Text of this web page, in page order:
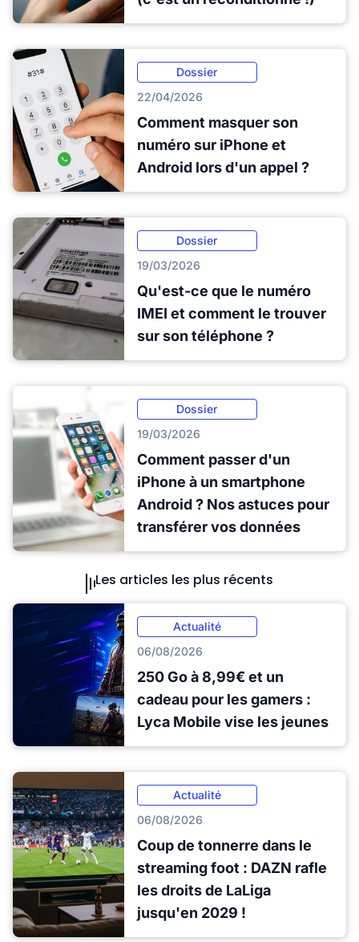
Dossier
22/04/2026
Comment masquer son
numéro sur iPhone et
Android lors d'un appel ?
Dossier
19/03/2026
Qu'est-ce que le numéro
IMEI et comment le trouver
sur son téléphone ?
Dossier
19/03/2026
Comment passer d'un
iPhone à un smartphone
Android ? Nos astuces pour
transférer vos données
Les articles les plus récents
Actualité
06/08/2026
250 Go à 8,99€ et un
cadeau pour les gamers :
Lyca Mobile vise les jeunes
Actualité
06/08/2026
Coup de tonnerre dans le
streaming foot : DAZN rafle
les droits de LaLiga
jusqu'en 2029 !